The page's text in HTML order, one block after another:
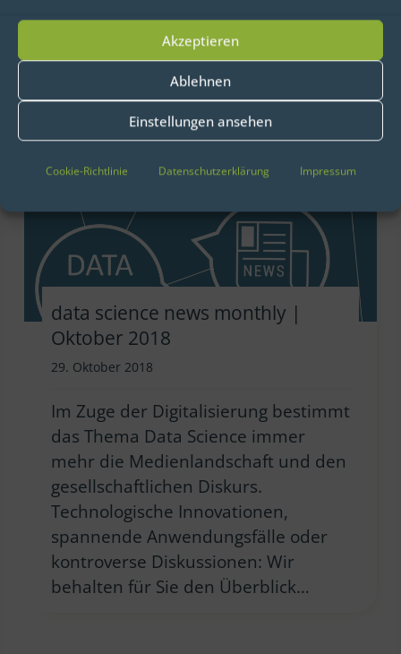
Akzeptieren
Ablehnen
Einstellungen ansehen
Cookie-Richtlinie Datenschutzerklärung Impressum
data science news monthly |
Oktober 2018
29. Oktober 2018
Im Zuge der Digitalisierung bestimmt
das Thema Data Science immer
mehr die Medienlandschaft und den
gesellschaftlichen Diskurs.
Technologische Innovationen,
spannende Anwendungsfälle oder
kontroverse Diskussionen: Wir
behalten für Sie den Überblick…